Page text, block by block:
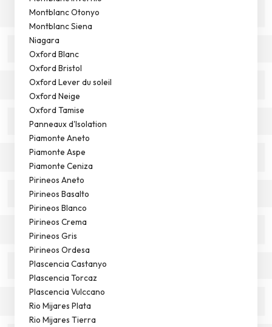
Montblanc Otonyo
Montblanc Siena
Niagara
Oxford Blanc
Oxford Bristol
Oxford Lever du soleil
Oxford Neige
Oxford Tamise
Panneaux d'Isolation
Piamonte Aneto
Piamonte Aspe
Piamonte Ceniza
Pirineos Aneto
Pirineos Basalto
Pirineos Blanco
Pirineos Crema
Pirineos Gris
Pirineos Ordesa
Plascencia Castanyo
Plascencia Torcaz
Plascencia Vulccano
Rio Mijares Plata
Rio Mijares Tierra